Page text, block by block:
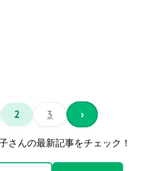
2 3 ›
さんの最新記事をチェック！